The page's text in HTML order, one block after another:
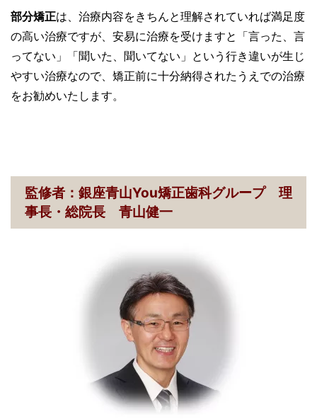
部分矯正は、治療内容をきちんと理解されていれば満足度
の高い治療ですが、安易に治療を受けますと「言った、言
ってない」「聞いた、聞いてない」という行き違いが生じ
やすい治療なので、矯正前に十分納得されたうえでの治療
をお勧めいたします。
監修者：銀座青山You矯正歯科グループ 理
事長・総院長 青山健一